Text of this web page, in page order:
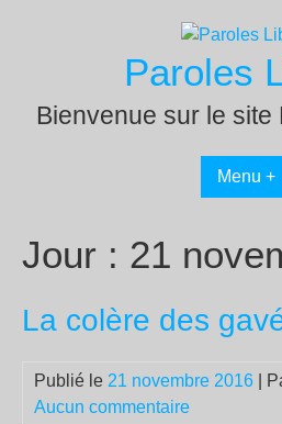
Paroles
Bienvenue sur le site
Menu +
Jour : 21
La colère des
Publié le 21 novembre 2016 |
Aucun commentaire